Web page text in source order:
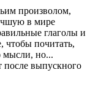
произволом,
в мире
глаголы и
чтобы почитать,
мысли, но...
после выпускного